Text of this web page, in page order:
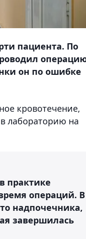
пациента. По
он по ошибке
кровотечение,
лабораторию на
практике
операций. В
надпочечника,
завершилась